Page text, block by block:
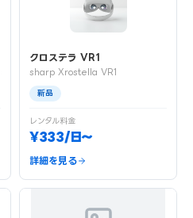
クロステラ VR1
sharp Xrostella VR1
新品
レンタル料金
¥333/日〜
詳細を見る